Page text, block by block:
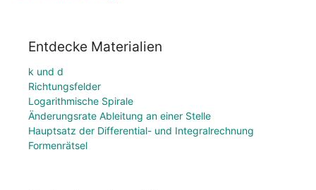
Entdecke Materialien
k und d
Richtungsfelder
Logarithmische Spirale
Änderungsrate Ableitung an einer Stelle
Hauptsatz der Differential- und Integralrechnung
Formenrätsel